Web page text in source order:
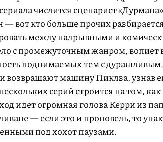
числится сценарист
— вот кто больше прочих
между надрывными и
с промежуточным жанром, вопиет
поднимаемых тем с
возвращают машину Пиклза, узнав
серий строится на том,
идет огромная голова Керри из
— если это и проповедь, то
под хохот паузами.